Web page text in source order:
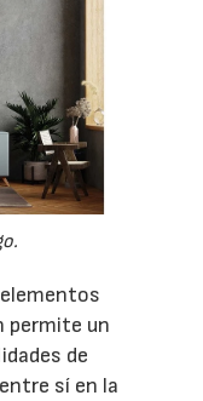
permite un
de
sí en la